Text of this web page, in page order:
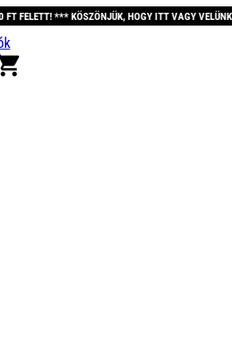
HOGY ITT VAGY VELÜNK! *** JÚLIS 31 ÉS